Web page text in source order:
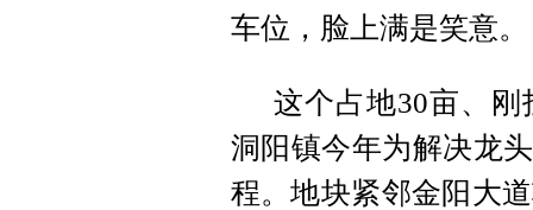
车位，脸上满是笑意。
这个占地30亩、
洞阳镇今年为解决龙
程。地块紧邻金阳大